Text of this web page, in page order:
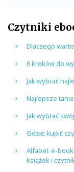
Czytniki
Dlaczego
6 kroków do
Jak wybrać
Najlepsze
Jak wybrać
Gdzie kupić
Alfabet e-
książek i